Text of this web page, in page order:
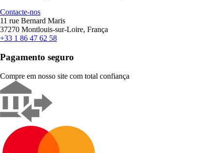
Contacte-nos
11 rue Bernard Maris
37270 Montlouis-sur-Loire, França
+33 1 86 47 62 58
Pagamento seguro
Compre em nosso site com total confiança